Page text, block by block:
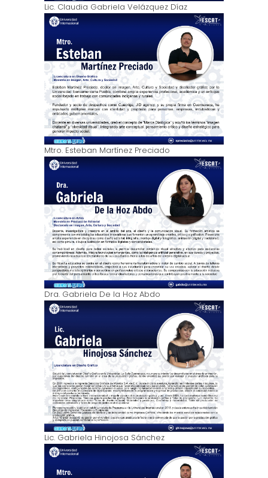
Lic. Claudia Gabriela Velázquez Díaz
Mtro. Esteban Martínez Preciado
Dra. Gabriela De la Hoz Abdo
Lic. Gabriela Hinojosa Sánchez